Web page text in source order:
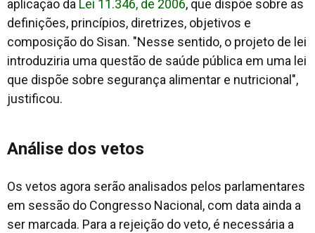
aplicação da Lei 11.346, de 2006, que dispõe sobre as
definições, princípios, diretrizes, objetivos e
composição do Sisan. "Nesse sentido, o projeto de lei
introduziria uma questão de saúde pública em uma lei
que dispõe sobre segurança alimentar e nutricional",
justificou.
Análise dos vetos
Os vetos agora serão analisados pelos parlamentares
em sessão do Congresso Nacional, com data ainda a
ser marcada. Para a rejeição do veto, é necessária a